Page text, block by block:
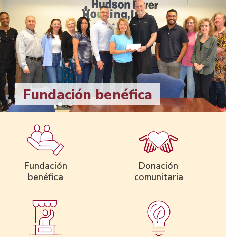
Fundación benéfica
Fundación
benéfica
Donación
comunitaria